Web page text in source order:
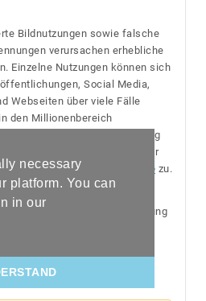
necessary
platform. You can
in our
Bildnutzungen sowie falsche
verursachen erhebliche
Einzelne Nutzungen können sich
Social Media,
Webseiten über viele Fälle
den Millionenbereich
oder fehlender Urhebernennung
, ein 100%iger
nach unserer
Preisliste zu.
Lizenznachweis, werden Nutzung
beauftragten